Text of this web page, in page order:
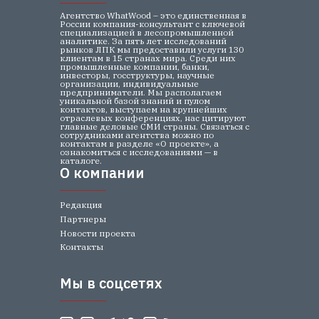
Редакция
Партнеры
Агентство WhatWood – это единственная в
России компания-консультант с ключевой
специализацией в лесопромышленной
аналитике. За пять лет исследований
рынков ЛПК мы предоставили услуги 130
клиентам в 15 странах мира. Среди них
промышленные компании, банки,
инвесторы, госструктуры, научные
организации, индивидуальные
предприниматели. Мы располагаем
уникальной базой знаний и пулом
контактов, выступаем на крупнейших
отраслевых конференциях, нас цитируют
главные деловые СМИ страны. Связаться с
сотрудниками агентства можно по
контактам в разделе «О проекте», а
ознакомиться с исследованиями — в
каталоге.
Новости проекта
Контакты
О компании
Мы в соцсетях
Мы в соцсетях
О компании